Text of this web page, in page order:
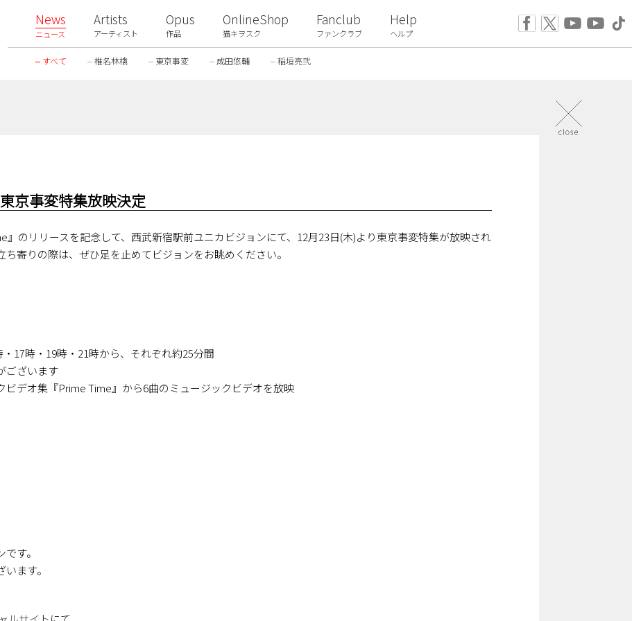
News
ニュース
Artists
アーティスト
Opus
作品
OnlineShop
猫キヲスク
Fanclub
ファンクラブ
Help
ヘルプ
すべて 椎名林檎 東京事変 成田悠輔 稲垣亮弐
京事変特集放映決定
』のリリースを記念して、西武新宿駅前ユニカビジョンにて、12月23日(木)より東京事変特集が放映され
寄りの際は、ぜひ足を止めてビジョンをお眺めください。
17時・19時・21時から、それぞれ約25分間
ございます
ビデオ集『Prime Time』から6曲のミュージックビデオを放映
す。
ます。